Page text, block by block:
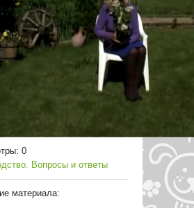
: 0
Вопросы и ответы
материала: